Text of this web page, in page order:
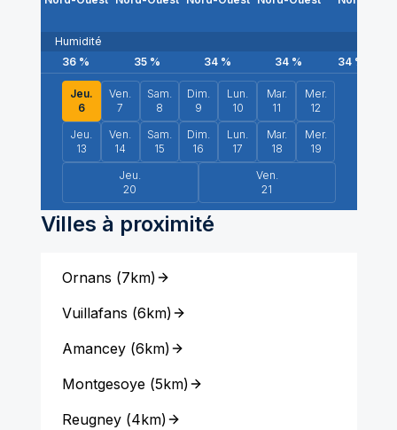
Humidité
36 % 35% 34 % 34 % 34%
Jeu.
6
Ven.
7
Sam.
8
Dim.
9
Lun.
10
Mar.
11
Mer.
12
Jeu.
13
Ven.
14
Sam.
15
Dim.
16
Lun.
17
Mar.
18
Mer.
19
Jeu.
20
Ven.
21
Villes à proximité
Ornans (7km)
Vuillafans (6km)
Amancey(6km)
Montgesoye(5km)
Reugney(4km)